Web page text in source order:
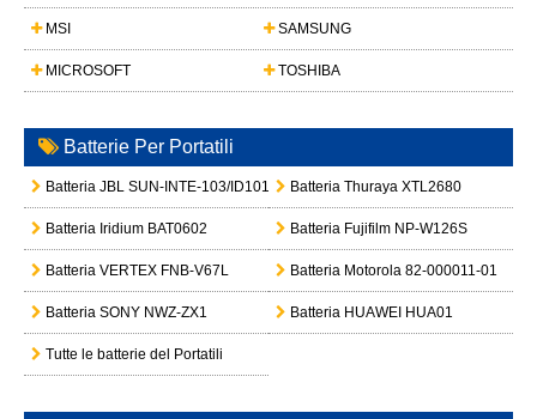
MSI SAMSUNG
MICROSOFT TOSHIBA
Batterie Per Portatili
Batteria JBL SUN-INTE-103/ID1019 Batteria Thuraya XTL2680
Batteria Iridium BAT0602 Batteria Fujifilm NP-W126S
Batteria VERTEX FNB-V67L Batteria Motorola 82-000011-01
Batteria SONY NWZ-ZX1 Batteria HUAWEI HUA01
Tutte le batterie del Portatili